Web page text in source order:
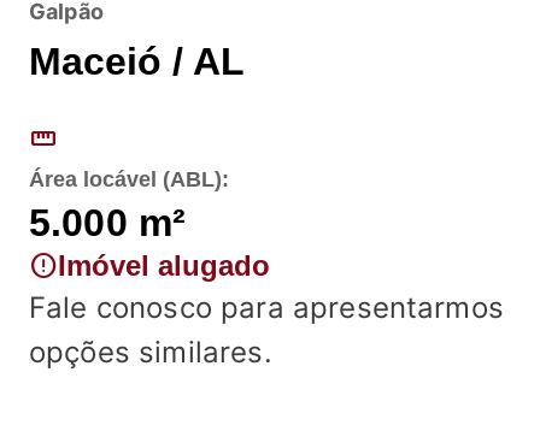
Galpão
Maceió / AL
straighten
Área locável (ABL):
5.000 m²
errorImóvel alugado
Fale conosco para apresentarmos
opções similares.